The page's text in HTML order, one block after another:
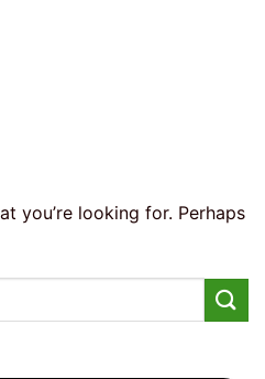
you’re looking for. Perhaps